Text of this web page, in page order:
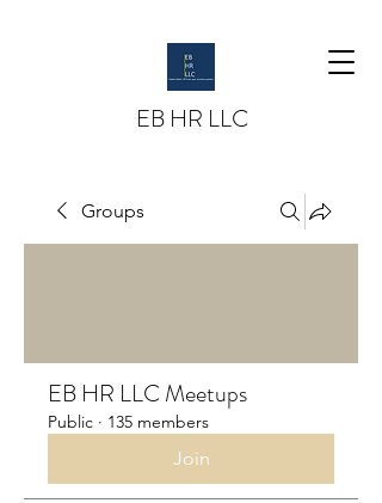
EB HR LLC
Groups
EB HR LLC Meetups
Public · 135 members
Join